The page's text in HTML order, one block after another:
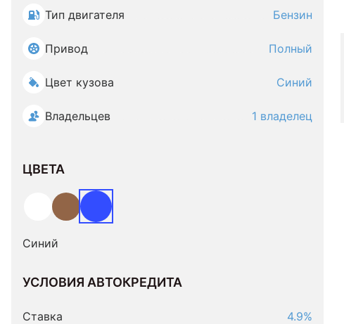
Тип двигателя Бензин
Привод Полный
Цвет кузова Синий
Владельцев 1 владелец
ЦВЕТА
Синий
УСЛОВИЯ АВТОКРЕДИТА
Ставка
4.9%